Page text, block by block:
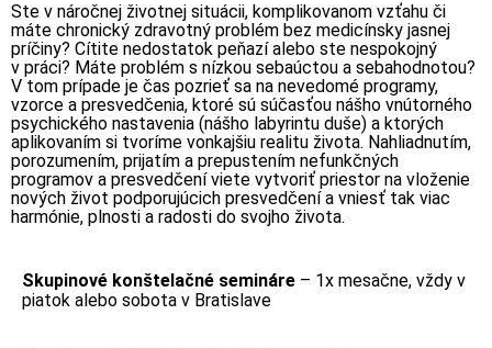
Ste v náročnej životnej situácii, komplikovanom vzťahu či
máte chronický zdravotný problém bez medicínsky jasnej
príčiny? Cítite nedostatok peňazí alebo ste nespokojný
v práci? Máte problém s nízkou sebaúctou a sebahodnotou?
V tom prípade je čas pozrieť sa na nevedomé programy,
vzorce a presvedčenia, ktoré sú súčasťou nášho vnútorného
psychického nastavenia (nášho labyrintu duše) a ktorých
aplikovaním si tvoríme vonkajšiu realitu života. Nahliadnutím,
porozumením, prijatím a prepustením nefunkčných
programov a presvedčení viete vytvoriť priestor na vloženie
nových život podporujúcich presvedčení a vniesť tak viac
harmónie, plnosti a radosti do svojho života.
Skupinové konštelačné semináre – 1x mesačne, vždy v
piatok alebo sobota v Bratislave